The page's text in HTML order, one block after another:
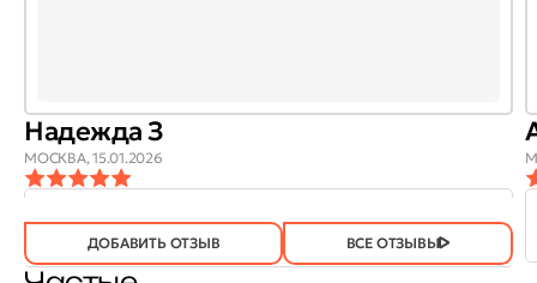
Надежда З
МОСКВА,15.01.2026
ПОЛЕЗЕН?
ДА(746) НЕТ(21)
ДОБАВИТЬ ОТЗЫВ ВСЕ ОТЗЫВЫ